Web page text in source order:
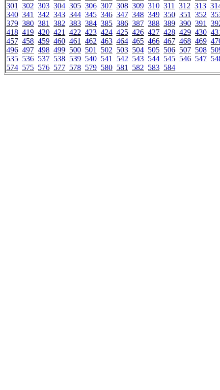
301 302 303 304 305 306 307 308 309 310 311 312 313
340 341 342 343 344 345 346 347 348 349 350 351 352
379 380 381 382 383 384 385 386 387 388 389 390 391
418 419 420 421 422 423 424 425 426 427 428 429 430
457 458 459 460 461 462 463 464 465 466 467 468 469
496 497 498 499 500 501 502 503 504 505 506 507 508
535 536 537 538 539 540 541 542 543 544 545 546 547
574 575 576 577 578 579 580 581 582 583 584